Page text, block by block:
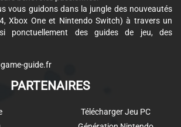
vous guidons dans la jungle des nouveautés
Xbox One et Nintendo Switch) à travers un
ponctuellement des guides de jeu, des
guide.fr
PARTENAIRES
Télécharger Jeu PC